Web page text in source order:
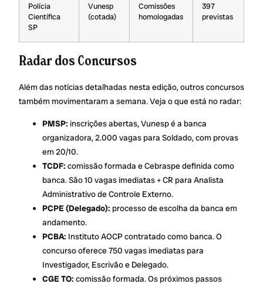
Polícia
Científica
SP
Vunesp
(cotada)
Comissões
homologadas
397
previstas
Radar dos Concursos
Além das notícias detalhadas nesta edição, outros concursos
também movimentaram a semana. Veja o que está no radar:
PMSP: inscrições abertas, Vunesp é a banca
organizadora, 2.000 vagas para Soldado, com provas
em 20/10.
TCDF: comissão formada e Cebraspe definida como
banca. São 10 vagas imediatas + CR para Analista
Administrativo de Controle Externo.
PCPE (Delegado): processo de escolha da banca em
andamento.
PCBA: Instituto AOCP contratado como banca. O
concurso oferece 750 vagas imediatas para
Investigador, Escrivão e Delegado.
CGE TO: comissão formada. Os próximos passos